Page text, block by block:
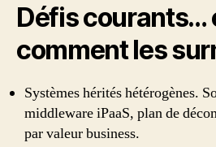
Défis courants…
comment les
Systèmes hérités hétérogènes.
middleware iPaaS, plan de
par valeur business.